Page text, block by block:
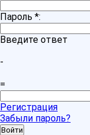
Пароль *:
Введите ответ
-
=
Регистрация
Забыли пароль?